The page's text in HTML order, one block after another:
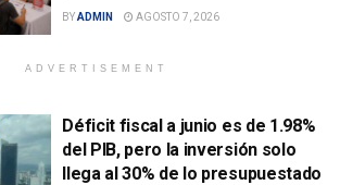
BYADMIN AGOSTO 7, 2026
ADVERTISEMENT
Déficit fiscal a junio es de 1.98%
del PIB, pero la inversión solo
llega al 30% de lo presupuestado